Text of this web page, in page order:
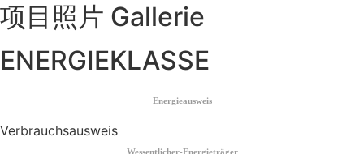
项目照片 Gallerie
ENERGIEKLASSE
Energieausweis
Verbrauchsausweis
Wessentlicher-Energieträger